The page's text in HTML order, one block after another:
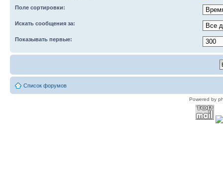
Поле сортировки:
Искать сообщения за:
Показывать первые:
Список форумов
Powered by